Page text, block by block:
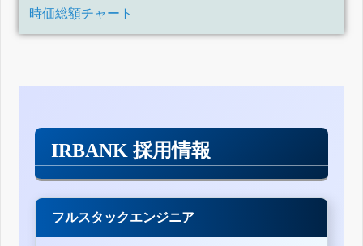
時価総額チャート
IRBANK 採用情報
フルスタックエンジニア